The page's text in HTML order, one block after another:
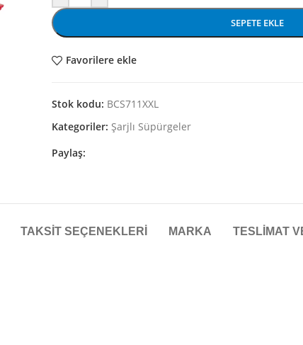
SEPETE EKLE
Favorilere ekle
Stok kodu: BCS711XXL
Kategoriler: Şarjlı Süpürgeler
Paylaş:
TAKSIT SEÇENEKLERI MARKA TESLIMAT